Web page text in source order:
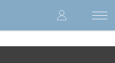
User
account
menu